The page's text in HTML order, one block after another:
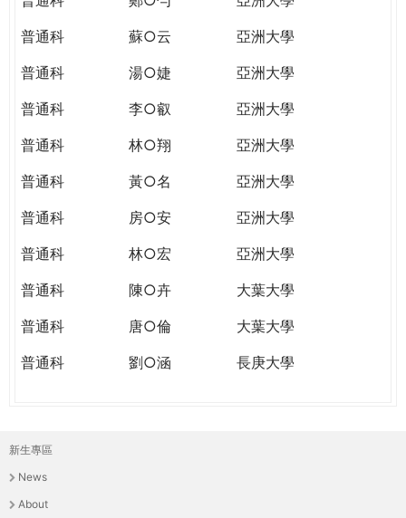
普通科
蘇○云
亞洲大學
普通科
湯○婕
亞洲大學
普通科
李○叡
亞洲大學
普通科
林○翔
亞洲大學
普通科
黃○名
亞洲大學
普通科
房○安
亞洲大學
普通科
林○宏
亞洲大學
普通科
陳○卉
大葉大學
普通科
唐○倫
大葉大學
普通科
劉○涵 長庚大學
主
選
新生專區
News
About